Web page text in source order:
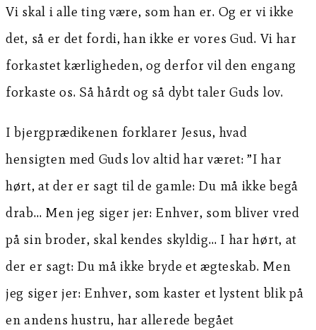
Vi skal i alle ting være, som han er. Og er vi ikke
det, så er det fordi, han ikke er vores Gud. Vi har
forkastet kærligheden, og derfor vil den engang
forkaste os. Så hårdt og så dybt taler Guds lov.
I bjergprædikenen forklarer Jesus, hvad
hensigten med Guds lov altid har været: ”I har
hørt, at der er sagt til de gamle: Du må ikke begå
drab… Men jeg siger jer: Enhver, som bliver vred
på sin broder, skal kendes skyldig… I har hørt, at
der er sagt: Du må ikke bryde et ægteskab. Men
jeg siger jer: Enhver, som kaster et lystent blik på
en andens hustru, har allerede begået